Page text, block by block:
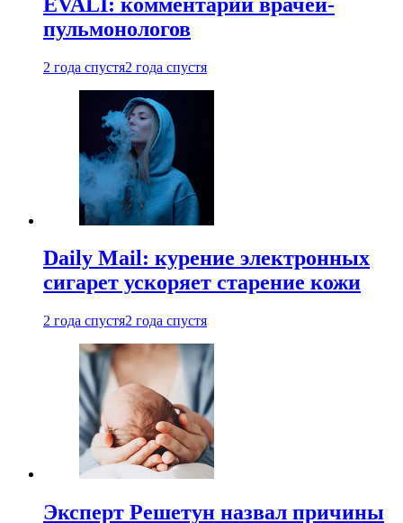
пульмонологов
2 года спустя2 года спустя
Daily Mail: курение электронных
сигарет ускоряет старение кожи
2 года спустя2 года спустя
Эксперт Решетун назвал причины